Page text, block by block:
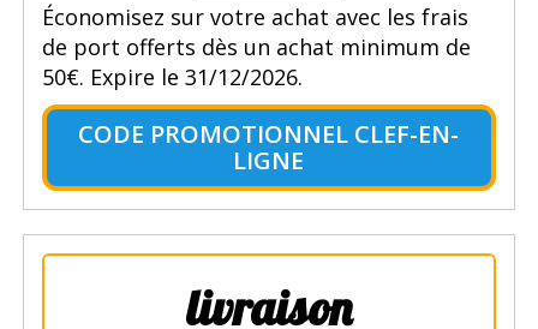
Économisez sur votre achat avec les frais
de port offerts dès un achat minimum de
50€. Expire le 31/12/2026.
CODE PROMOTIONNEL CLEF-EN-
LIGNE
livraison